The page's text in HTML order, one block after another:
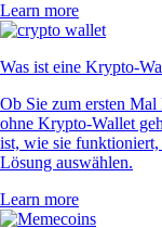
Learn more
Was ist eine Krypto-
Ob Sie zum ersten
ohne Krypto-Wallet
ist, wie sie funktioniert,
Lösung auswählen.
Learn more